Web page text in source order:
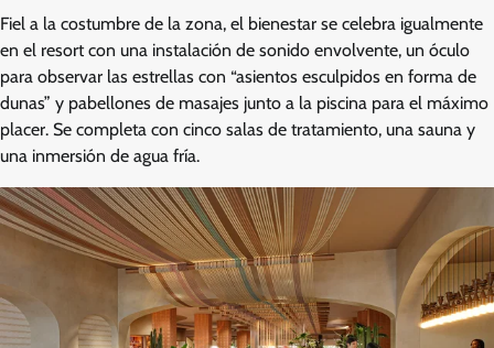
Fiel a la costumbre de la zona, el bienestar se celebra igualmente
en el resort con una instalación de sonido envolvente, un óculo
para observar las estrellas con “asientos esculpidos en forma de
dunas” y pabellones de masajes junto a la piscina para el máximo
placer. Se completa con cinco salas de tratamiento, una sauna y
una inmersión de agua fría.